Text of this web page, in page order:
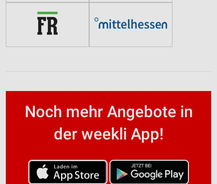
Noch mehr Angebote in
der weekli App!